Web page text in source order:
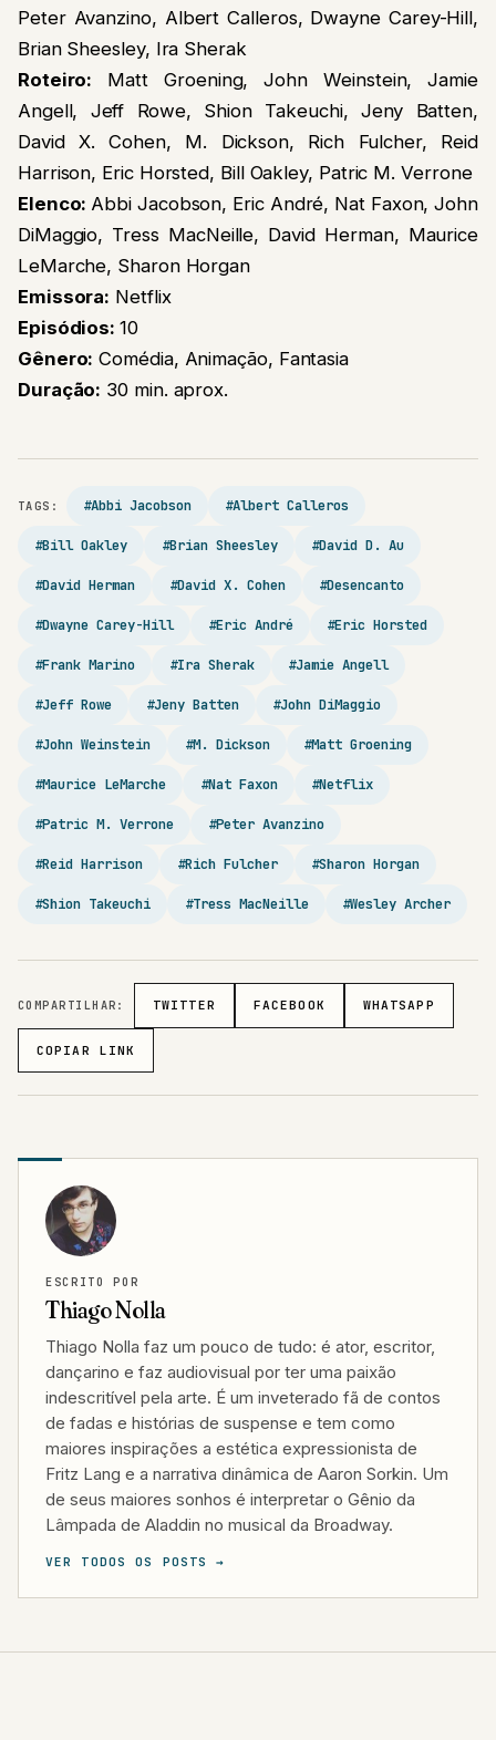
Peter Avanzino, Albert Calleros, Dwayne Carey-Hill,
Brian Sheesley, Ira Sherak
Roteiro: Matt Groening, John Weinstein, Jamie
Angell, Jeff Rowe, Shion Takeuchi, Jeny Batten,
David X. Cohen, M. Dickson, Rich Fulcher, Reid
Harrison, Eric Horsted, Bill Oakley, Patric M. Verrone
Elenco: Abbi Jacobson, Eric André, Nat Faxon, John
DiMaggio, Tress MacNeille, David Herman, Maurice
LeMarche, Sharon Horgan
Emissora: Netflix
Episódios:10
Gênero: Comédia, Animação, Fantasia
Duração: 30 min. aprox.
TAGS: #Abbi Jacobson #Albert Calleros
#Bill Oakley #Brian Sheesley #David D. Au
#David Herman #David X. Cohen #Desencanto
#Dwayne Carey-Hill #Eric André #Eric Horsted
#Frank Marino #Ira Sherak #Jamie Angell
#Jeff Rowe #Jeny Batten #John DiMaggio
#John Weinstein #M. Dickson #Matt Groening
#Maurice LeMarche #Nat Faxon #Netflix
#Patric M. Verrone #Peter Avanzino
#Reid Harrison #Rich Fulcher #Sharon Horgan
#Shion Takeuchi #Tress MacNeille #Wesley Archer
COMPARTILHAR: TWITTER FACEBOOK WHATSAPP
COPIAR LINK
ESCRITO POR
Thiago Nolla
Thiago Nolla faz um pouco de tudo: é ator, escritor,
dançarino e faz audiovisual por ter uma paixão
indescritível pela arte. É um inveterado fã de contos
de fadas e histórias de suspense e tem como
maiores inspirações a estética expressionista de
Fritz Lang e a narrativa dinâmica de Aaron Sorkin. Um
de seus maiores sonhos é interpretar o Gênio da
Lâmpada de Aladdin no musical da Broadway.
VER TODOS OS POSTS →